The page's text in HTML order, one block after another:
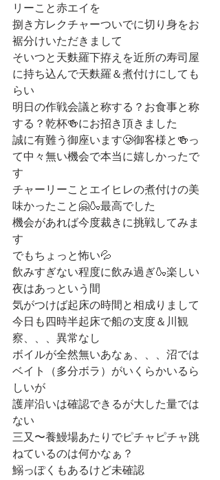
リーこと赤エイを
捌き方レクチャーついでに切り身をお
裾分けいただきまして
そいつと天麩羅下拵えを近所の寿司屋
に持ち込んで天麩羅＆煮付けにしても
らい
明日の作戦会議と称する？お食事と称
する？乾杯🍻にお招き頂きました
誠に有難う御座います🥲御客様と🍻っ
て中々無い機会で本当に嬉しかったで
す
チャーリーことエイヒレの煮付けの美
味かったこと🤗🍶最高でした
機会があれば今度裁きに挑戦してみま
す
でもちょっと怖い💦
飲みすぎない程度に飲み過ぎ🍶楽しい
夜はあっという間
気がつけば起床の時間と相成りまして
今日も四時半起床で船の支度＆川観
察、、、異常なし
ボイルが全然無いあなぁ、、、沼では
ベイト（多分ボラ）がいくらかいるら
しいが
護岸沿いは確認できるが大した量では
ない
三又〜養鰻場あたりでピチャピチャ跳
ねているのは何かなぁ？
鰯っぽくもあるけど未確認